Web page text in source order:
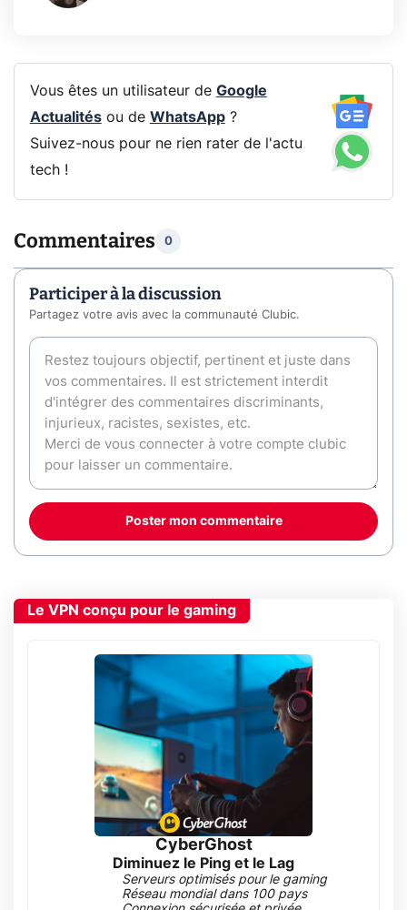
Vous êtes un utilisateur de Google
Actualitésou de WhatsApp?
Suivez-nous pour ne rien rater de l'actu
tech !
Commentaires 0
Participer à la discussion
Partagez votre avis avec la communauté Clubic.
Poster mon commentaire
Le VPN conçu pour le gaming
CyberGhost
Diminuez le Ping et le Lag
Serveurs optimisés pour le gaming
Réseau mondial dans 100 pays